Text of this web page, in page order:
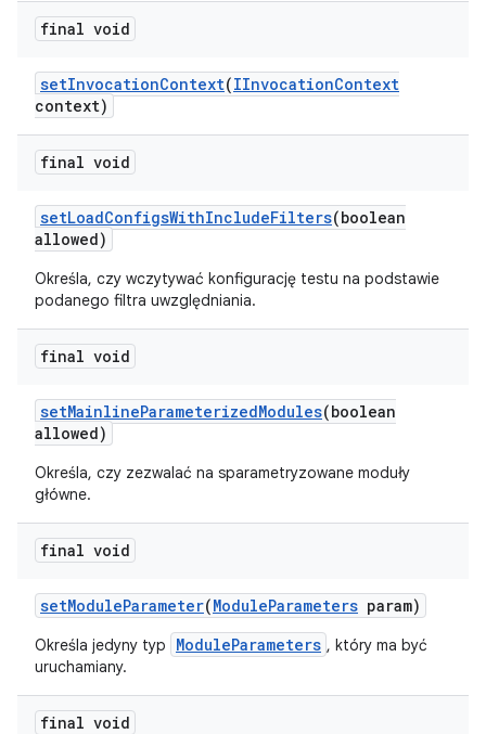
final void
setInvocationContext(IInvocationContext
context)
final void
setLoadConfigsWithIncludeFilters(boolean
allowed)
Określa, czy wczytywać konfigurację testu na podstawie
podanego filtra uwzględniania.
final void
setMainlineParameterizedModules(boolean
allowed)
Określa, czy zezwalać na sparametryzowane moduły
główne.
final void
setModuleParameter(ModuleParameters param)
Określa jedyny typ ModuleParameters , który ma być
uruchamiany.
final void